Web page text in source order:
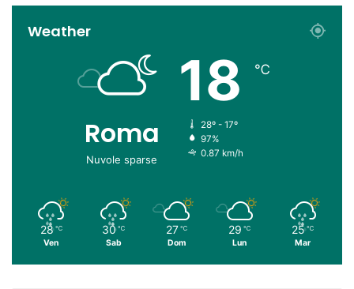
Weather
Roma
Nuvole sparse
18 ℃
28º - 17º
97%
0.87 km/h
28 ℃
Ven
30 ℃
Sab
27 ℃
Dom
29 ℃
Lun
25 ℃
Mar